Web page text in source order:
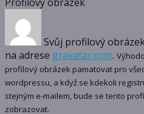
Svůj profilový
na adrese gravatar.com.
profilový obrázek pamatovat pro
wordpressu, a když se kdekoli
stejným e-mailem, bude se tento
zobrazovat.